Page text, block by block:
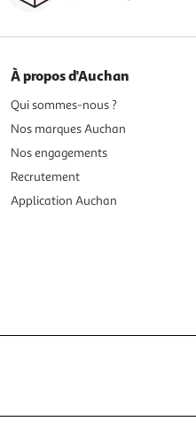
À propos d'Auchan
Qui sommes-nous ?
Nos marques Auchan
Nos engagements
Recrutement
Application Auchan